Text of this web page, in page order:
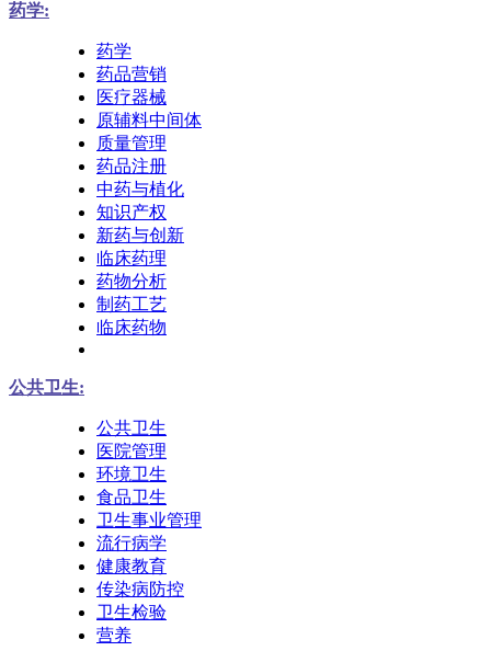
药学:
药学
药品营销
医疗器械
原辅料中间体
质量管理
药品注册
中药与植化
知识产权
新药与创新
临床药理
药物分析
制药工艺
临床药物
公共卫生:
公共卫生
医院管理
环境卫生
食品卫生
卫生事业管理
流行病学
健康教育
传染病防控
卫生检验
营养